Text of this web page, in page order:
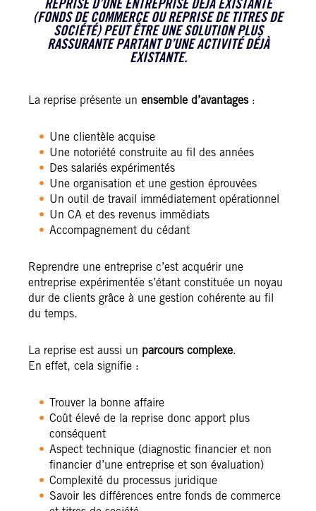
REPRISE D’UNE ENTREPRISE DÉJÀ EXISTANTE
(FONDS DE COMMERCE OU REPRISE DE TITRES DE
SOCIÉTÉ) PEUT ÊTRE UNE SOLUTION PLUS
RASSURANTE PARTANT D’UNE ACTIVITÉ DÉJÀ
EXISTANTE.
La reprise présente un ensemble d’avantages:
Une clientèle acquise
Une notoriété construite au fil des années
Des salariés expérimentés
Une organisation et une gestion éprouvées
Un outil de travail immédiatement opérationnel
Un CA et des revenus immédiats
Accompagnement du cédant
Reprendre une entreprise c’est acquérir une
entreprise expérimentée s’étant constituée un noyau
dur de clients grâce à une gestion cohérente au fil
du temps.
La reprise est aussi un parcours complexe.
En effet, cela signifie :
Trouver la bonne affaire
Coût élevé de la reprise donc apport plus
conséquent
Aspect technique (diagnostic financier et non
financier d’une entreprise et son évaluation)
Complexité du processus juridique
Savoir les différences entre fonds de commerce